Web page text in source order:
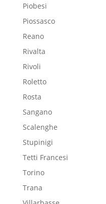
Piobesi
Piossasco
Reano
Rivalta
Rivoli
Roletto
Rosta
Sangano
Scalenghe
Stupinigi
Tetti Francesi
Torino
Trana